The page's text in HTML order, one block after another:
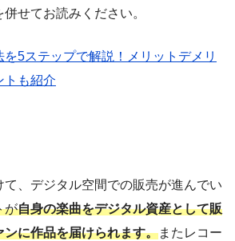
せてお読みください。
5ステップで解説！メリットデメリ
トも紹介
、デジタル空間での販売が進んでい
が自身の楽曲をデジタル資産として販
ンに作品を届けられます。またレコー